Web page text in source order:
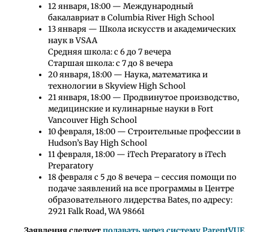
12 января, 18:00 — Международный
бакалавриат в Columbia River High School
13 января — Школа искусств и академических
наук в VSAA
Средняя школа: с 6 до 7 вечера
Старшая школа: с 7 до 8 вечера
20 января, 18:00 — Наука, математика и
технологии в Skyview High School
21 января, 18:00 — Продвинутое производство,
медицинские и кулинарные науки в Fort
Vancouver High School
10 февраля, 18:00 — Строительные профессии в
Hudson’s Bay High School
11 февраля, 18:00 — iTech Preparatory в iTech
Preparatory
18 февраля с 5 до 8 вечера – сессия помощи по
подаче заявлений на все программы в Центре
образовательного лидерства Bates, по адресу:
2921 Falk Road, WA 98661